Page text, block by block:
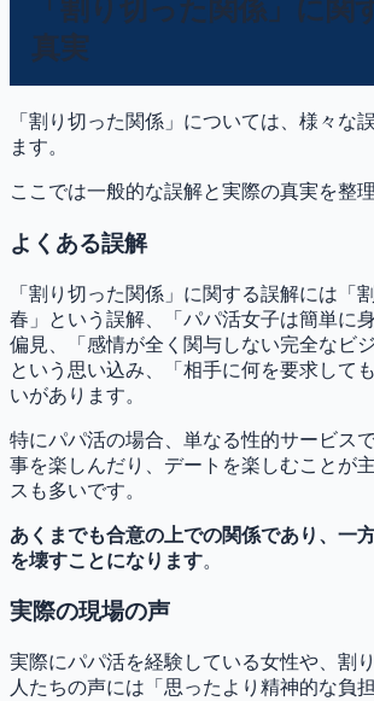
「割り切った関係」に関
真実
「割り切った関係」については、様々な
ます。
ここでは一般的な誤解と実際の真実を整理
よくある誤解
「割り切った関係」に関する誤解には「
春」という誤解、「パパ活女子は簡単に
偏見、「感情が全く関与しない完全なビ
という思い込み、「相手に何を要求して
いがあります。
特にパパ活の場合、単なる性的サービス
事を楽しんだり、デートを楽しむことが
スも多いです。
あくまでも合意の上での関係であり、一
を壊すことになります。
実際の現場の声
実際にパパ活を経験している女性や、割
人たちの声には「思ったより精神的な負